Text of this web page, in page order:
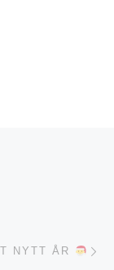
NYTT ÅR